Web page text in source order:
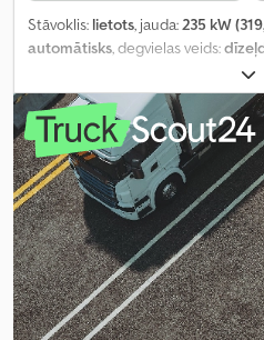
Stāvoklis: lietots, jauda:235 kW
automātisks, degvielas veids:
,